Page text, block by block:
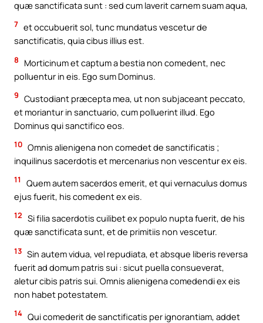
quæ sanctificata sunt : sed cum laverit carnem suam aqua,
7 et occubuerit sol, tunc mundatus vescetur de
sanctificatis, quia cibus illius est.
8
Morticinum et captum a bestia non comedent, nec
polluentur in eis. Ego sum Dominus.
9 Custodiant præcepta mea, ut non subjaceant peccato,
et moriantur in sanctuario, cum polluerint illud. Ego
Dominus qui sanctifico eos.
10 Omnis alienigena non comedet de sanctificatis ;
inquilinus sacerdotis et mercenarius non vescentur ex eis.
11
Quem autem sacerdos emerit, et qui vernaculus domus
ejus fuerit, his comedent ex eis.
12 Si filia sacerdotis cuilibet ex populo nupta fuerit, de his
quæ sanctificata sunt, et de primitiis non vescetur.
13 Sin autem vidua, vel repudiata, et absque liberis reversa
fuerit ad domum patris sui : sicut puella consueverat,
aletur cibis patris sui. Omnis alienigena comedendi ex eis
non habet potestatem.
14 Qui comederit de sanctificatis per ignorantiam, addet